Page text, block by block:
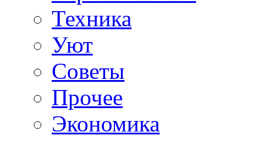
Техника
Уют
Советы
Прочее
Экономика